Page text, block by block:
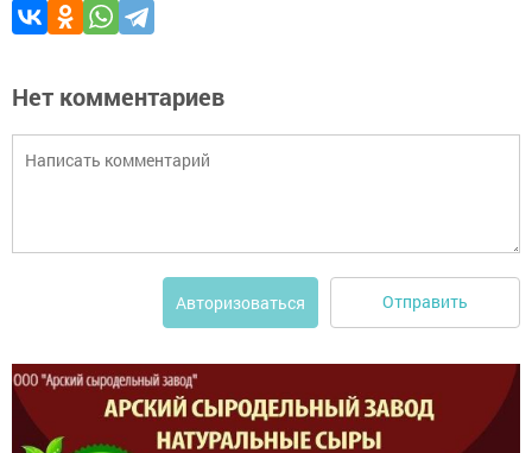
Нет комментариев
Авторизоваться Отправить